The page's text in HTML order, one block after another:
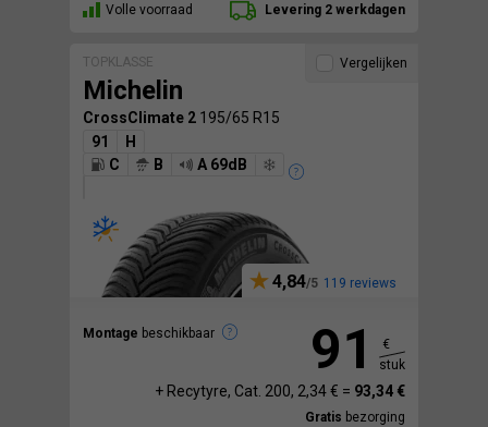
Volle voorraad Levering 2 werkdagen
TOPKLASSE
Michelin
CrossClimate 2 195/65 R15
91
H
C
B A 69dB
4,84 119 reviews
Montage beschikbaar
Vergelijken
91
€
stuk
+ Recytyre, Cat. 200, 2,34 € = 93,34 €
Gratis bezorging